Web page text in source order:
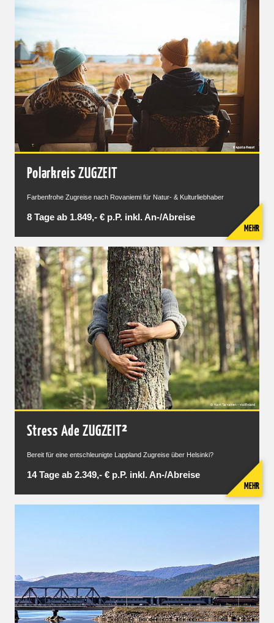
Polarkreis ZUGZEIT
Farbenfrohe Zugreise nach Rovaniemi für Natur- & Kulturliebhaber
8 Tage ab 1.849,- € p.P. inkl. An-/Abreise
MEHR
Stress Ade ZUGZEIT²
Bereit für eine entschleunigte Lappland Zugreise über Helsinki?
14 Tage ab 2.349,- € p.P. inkl. An-/Abreise
MEHR